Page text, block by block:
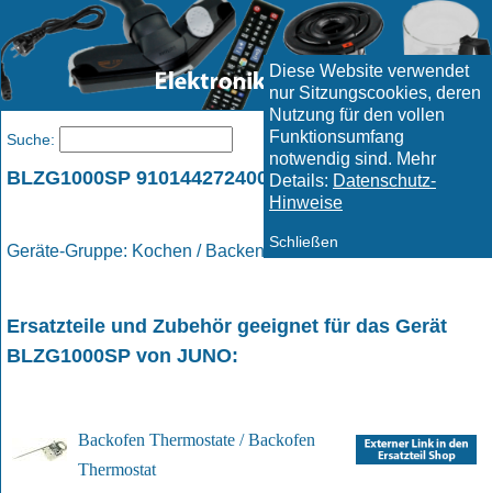
Diese Website verwendet
nur Sitzungscookies, deren
Nutzung für den vollen
Funktionsumfang
notwendig sind. Mehr
Details: Datenschutz-
Hinweise
Schließen
BLZG1000SP 910144272400 / JUNO
Geräte-Gruppe: Kochen / Backen / Kochen/Backen
Ersatzteile und Zubehör geeignet für das Gerät
BLZG1000SP von JUNO:
Backofen Thermostate / Backofen
Thermostat
Suche: